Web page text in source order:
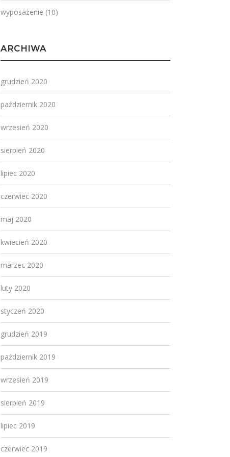
wyposażenie (10)
ARCHIWA
grudzień 2020
październik 2020
wrzesień 2020
sierpień 2020
lipiec 2020
czerwiec 2020
maj 2020
kwiecień 2020
marzec 2020
luty 2020
styczeń 2020
grudzień 2019
październik 2019
wrzesień 2019
sierpień 2019
lipiec 2019
czerwiec 2019